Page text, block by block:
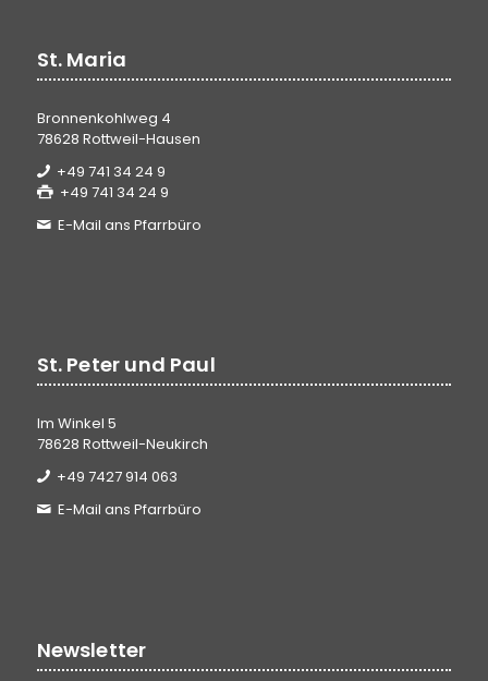
St. Maria
Bronnenkohlweg 4
78628 Rottweil-Hausen
+49 741 34 24 9
+49 741 34 24 9
E-Mail ans Pfarrbüro
St. Peter und Paul
Im Winkel 5
78628 Rottweil-Neukirch
+49 7427 914 063
E-Mail ans Pfarrbüro
Newsletter